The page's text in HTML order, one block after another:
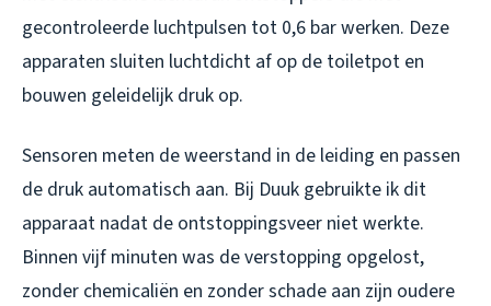
gecontroleerde luchtpulsen tot 0,6 bar werken. Deze
apparaten sluiten luchtdicht af op de toiletpot en
bouwen geleidelijk druk op.
Sensoren meten de weerstand in de leiding en passen
de druk automatisch aan. Bij Duuk gebruikte ik dit
apparaat nadat de ontstoppingsveer niet werkte.
Binnen vijf minuten was de verstopping opgelost,
zonder chemicaliën en zonder schade aan zijn oudere